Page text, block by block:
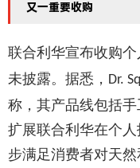
又一重要收购
联合利华宣布收购
未披露。据悉， Dr.
称，其产品线包括
扩展联合利华在个
步满足消费者对天